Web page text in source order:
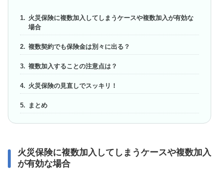
火災保険に複数加入してしまうケースや複数加入が有効な
場合
複数契約でも保険金は別々に出る？
複数加入することの注意点は？
火災保険の見直しでスッキリ！
まとめ
火災保険に複数加入してしまうケースや複数加入
が有効な場合